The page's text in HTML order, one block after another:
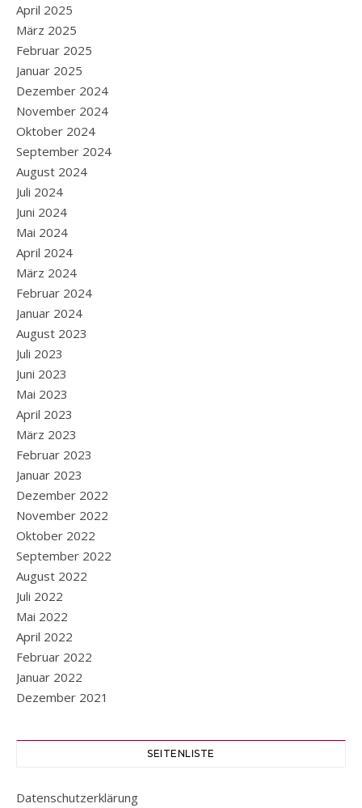
April 2025
März 2025
Februar 2025
Januar 2025
Dezember 2024
November 2024
Oktober 2024
September 2024
August 2024
Juli 2024
Juni 2024
Mai 2024
April 2024
März 2024
Februar 2024
Januar 2024
August 2023
Juli 2023
Juni 2023
Mai 2023
April 2023
März 2023
Februar 2023
Januar 2023
Dezember 2022
November 2022
Oktober 2022
September 2022
August 2022
Juli 2022
Mai 2022
April 2022
Februar 2022
Januar 2022
Dezember 2021
SEITENLISTE
Datenschutzerklärung